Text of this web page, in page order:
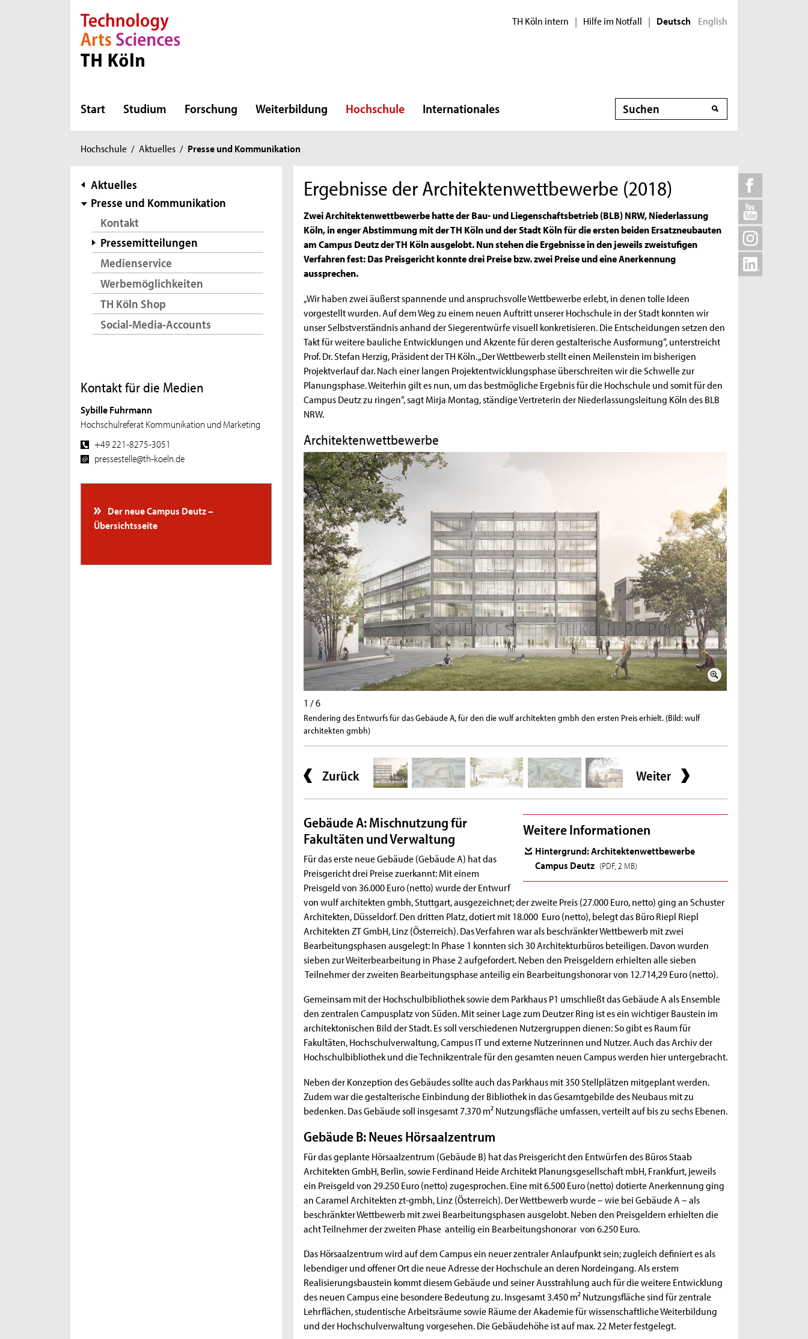
Direkt zur Hauptnavigation
Direkt zur Subnavigation
Direkt zum Inhalt
Direkt zum Fußbereich TH Köln intern | Hilfe im Notfall | Deutsch English
Start Studium Forschung Weiterbildung Hochschule Internationales Suche
Sie
hier:
Hochschule / Aktuelles / Presse und Kommunikation
Subnavigation
Aktuelles
Presse und Kommunikation
Kontakt
Pressemitteilungen
Medienservice
Werbemöglichkeiten
TH Köln Shop
Social-Media-Accounts
Kontakt für die Medien
Sybille Fuhrmann
Hochschulreferat Kommunikation und Marketing
+49 221-8275-3051
pressestelle@th-koeln.de
Der neue Campus Deutz –
Übersichtsseite
Ergebnisse der Architektenwettbewerbe (2018)
Zwei Architektenwettbewerbe hatte der Bau- und Liegenschaftsbetrieb (BLB) NRW, Niederlassung
Köln, in enger Abstimmung mit der TH Köln und der Stadt Köln für die ersten beiden Ersatzneubauten
am Campus Deutz der TH Köln ausgelobt. Nun stehen die Ergebnisse in den jeweils zweistufigen
Verfahren fest: Das Preisgericht konnte drei Preise bzw. zwei Preise und eine Anerkennung
aussprechen.
„Wir haben zwei äußerst spannende und anspruchsvolle Wettbewerbe erlebt, in denen tolle Ideen
vorgestellt wurden. Auf dem Weg zu einem neuen Auftritt unserer Hochschule in der Stadt konnten wir
unser Selbstverständnis anhand der Siegerentwürfe visuell konkretisieren. Die Entscheidungen setzen den
Takt für weitere bauliche Entwicklungen und Akzente für deren gestalterische Ausformung“, unterstreicht
Prof. Dr. Stefan Herzig, Präsident der TH Köln. „Der Wettbewerb stellt einen Meilenstein im bisherigen
Projektverlauf dar. Nach einer langen Projektentwicklungsphase überschreiten wir die Schwelle zur
Planungsphase. Weiterhin gilt es nun, um das bestmögliche Ergebnis für die Hochschule und somit für den
Campus Deutz zu ringen“, sagt Mirja Montag, ständige Vertreterin der Niederlassungsleitung Köln des BLB
NRW.
Architektenwettbewerbe
1 / 6
Rendering des Entwurfs für das Gebäude A, für den die wulf architekten gmbh den ersten Preis erhielt. (Bild: wulf
architekten gmbh)
Zurück Weiter
Weitere Informationen
Hintergrund: Architektenwettbewerbe
Campus Deutz (PDF, 2 MB)
Gebäude A: Mischnutzung für
Fakultäten und Verwaltung
Für das erste neue Gebäude (Gebäude A) hat das
Preisgericht drei Preise zuerkannt: Mit einem
Preisgeld von 36.000 Euro (netto) wurde der Entwurf
von wulf architekten gmbh, Stuttgart, ausgezeichnet; der zweite Preis (27.000 Euro, netto) ging an Schuster
Architekten, Düsseldorf. Den dritten Platz, dotiert mit 18.000 Euro (netto), belegt das Büro Riepl Riepl
Architekten ZT GmbH, Linz (Österreich). Das Verfahren war als beschränkter Wettbewerb mit zwei
Bearbeitungsphasen ausgelegt: In Phase 1 konnten sich 30 Architekturbüros beteiligen. Davon wurden
sieben zur Weiterbearbeitung in Phase 2 aufgefordert. Neben den Preisgeldern erhielten alle sieben
Teilnehmer der zweiten Bearbeitungsphase anteilig ein Bearbeitungshonorar von 12.714,29 Euro (netto).
Gemeinsam mit der Hochschulbibliothek sowie dem Parkhaus P1 umschließt das Gebäude A als Ensemble
den zentralen Campusplatz von Süden. Mit seiner Lage zum Deutzer Ring ist es ein wichtiger Baustein im
architektonischen Bild der Stadt. Es soll verschiedenen Nutzergruppen dienen: So gibt es Raum für
Fakultäten, Hochschulverwaltung, Campus IT und externe Nutzerinnen und Nutzer. Auch das Archiv der
Hochschulbibliothek und die Technikzentrale für den gesamten neuen Campus werden hier untergebracht.
Neben der Konzeption des Gebäudes sollte auch das Parkhaus mit 350 Stellplätzen mitgeplant werden.
Zudem war die gestalterische Einbindung der Bibliothek in das Gesamtgebilde des Neubaus mit zu
bedenken. Das Gebäude soll insgesamt 7.370 m² Nutzungsfläche umfassen, verteilt auf bis zu sechs Ebenen.
Gebäude B: Neues Hörsaalzentrum
Für das geplante Hörsaalzentrum (Gebäude B) hat das Preisgericht den Entwürfen des Büros Staab
Architekten GmbH, Berlin, sowie Ferdinand Heide Architekt Planungsgesellschaft mbH, Frankfurt, jeweils
ein Preisgeld von 29.250 Euro (netto) zugesprochen. Eine mit 6.500 Euro (netto) dotierte Anerkennung ging
an Caramel Architekten zt-gmbh, Linz (Österreich). Der Wettbewerb wurde – wie bei Gebäude A – als
beschränkter Wettbewerb mit zwei Bearbeitungsphasen ausgelobt. Neben den Preisgeldern erhielten die
acht Teilnehmer der zweiten Phase anteilig ein Bearbeitungshonorar von 6.250 Euro.
Das Hörsaalzentrum wird auf dem Campus ein neuer zentraler Anlaufpunkt sein; zugleich definiert es als
lebendiger und offener Ort die neue Adresse der Hochschule an deren Nordeingang. Als erstem
Realisierungsbaustein kommt diesem Gebäude und seiner Ausstrahlung auch für die weitere Entwicklung
des neuen Campus eine besondere Bedeutung zu. Insgesamt 3.450 m² Nutzungsfläche sind für zentrale
Lehrflächen, studentische Arbeitsräume sowie Räume der Akademie für wissenschaftliche Weiterbildung
und der Hochschulverwaltung vorgesehen. Die Gebäudehöhe ist auf max. 22 Meter festgelegt.